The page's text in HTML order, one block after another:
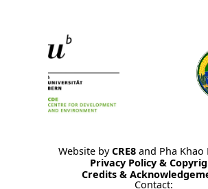
Website byCRE8and Pha Khao
Privacy Policy &
Credits &
Contact: